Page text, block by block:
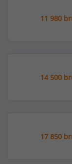
11 980
14 500
17 850